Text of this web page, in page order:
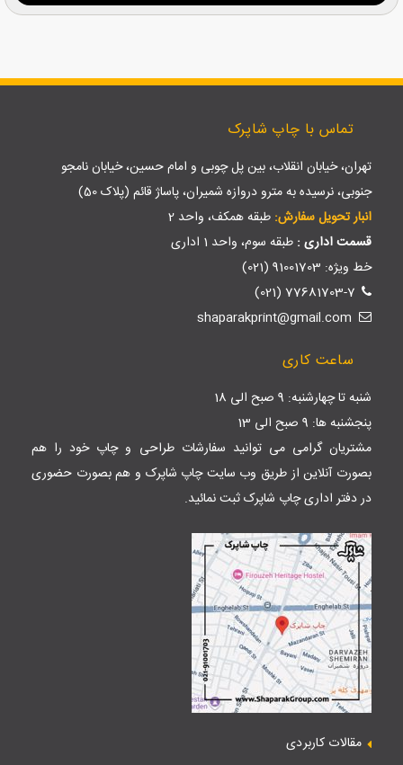
تماس با چاپ شاپرک
تهران، خیابان انقلاب، بین پل چوبی و امام حسین، خیابان نامجو
جنوبی، نرسیده به مترو دروازه شمیران، پاساژ قائم (پلاک 50)
انبار تحویل سفارش: طبقه همکف، واحد 2
قسمت اداری : طبقه سوم، واحد 1 اداری
خط ویژه: 91001703 (021)
77681703-7 (021)
ساعت کاری
شنبه تا چهارشنبه: 9 صبح الی 18
پنجشنبه ها: 9 صبح الی 13
مشتریان گرامی می توانید سفارشات طراحی و چاپ خود را هم
بصورت آنلاین از طریق وب سایتچاپ شاپرک و هم بصورت حضوری
در دفتر اداری چاپ شاپرک ثبت نمائید.
مقالات کاربردی